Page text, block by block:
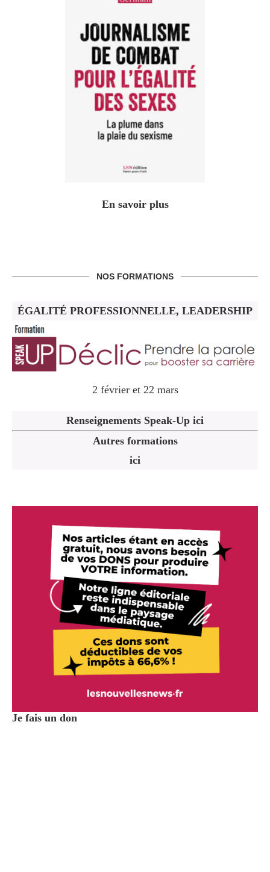
En savoir plus
NOS FORMATIONS
ÉGALITÉ PROFESSIONNELLE, LEADERSHIP
2 février et 22 mars
Renseignements Speak-Up ici
Autres formations
ici
Je fais un don